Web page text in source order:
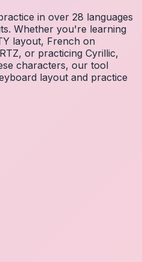
in over 28 languages
Whether you're learning
layout, French on
or practicing Cyrillic,
characters, our tool
layout and practice